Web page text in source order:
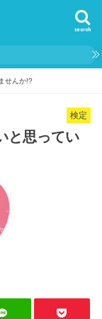
search
せんか!?
検定
と思ってい